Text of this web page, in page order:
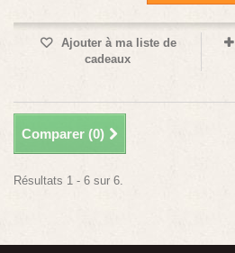
Ajouter à ma liste de
cadeaux
Comparer (0)
Résultats 1 - 6 sur 6.